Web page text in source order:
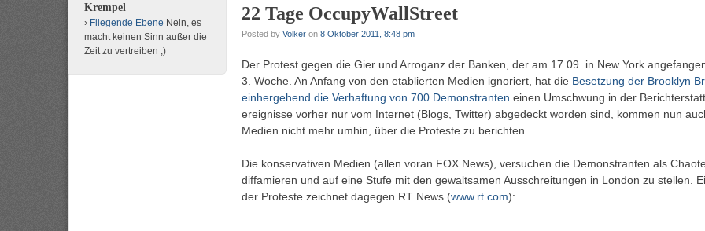
22 Tage OccupyWallStreet
Posted by Volker on 8 Oktober 2011, 8:48 pm
Der Protest gegen die Gier und Arroganz der Banken, der am 17.09. in New York
3. Woche. An Anfang von den etablierten Medien ignoriert, hat die Besetzung der Brooklyn
einhergehend die Verhaftung von 700 Demonstranten einen Umschwung in der
ereignisse vorher nur vom Internet (Blogs, Twitter) abgedeckt worden sind, kommen nun
Medien nicht mehr umhin, über die Proteste zu berichten.
Die konservativen Medien (allen voran FOX News), versuchen die Demonstranten als
diffamieren und auf eine Stufe mit den gewaltsamen Ausschreitungen in London zu stellen.
der Proteste zeichnet dagegen RT News (www.rt.com):
Krempel
Fliegende Ebene Nein, es
macht keinen Sinn außer die
Zeit zu vertreiben ;)